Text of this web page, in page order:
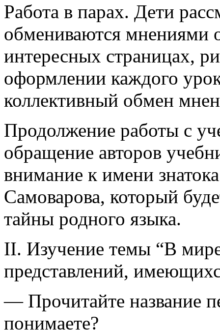
Работа в парах. Дети
обмениваются мнениями
интересных страницах,
оформлении каждого
коллективный обмен
Продолжение работы с
обращение авторов
внимание к имени
Самоварова, который
тайны родного языка.
II. Изучение темы “В
представлений,
— Прочитайте название
понимаете?